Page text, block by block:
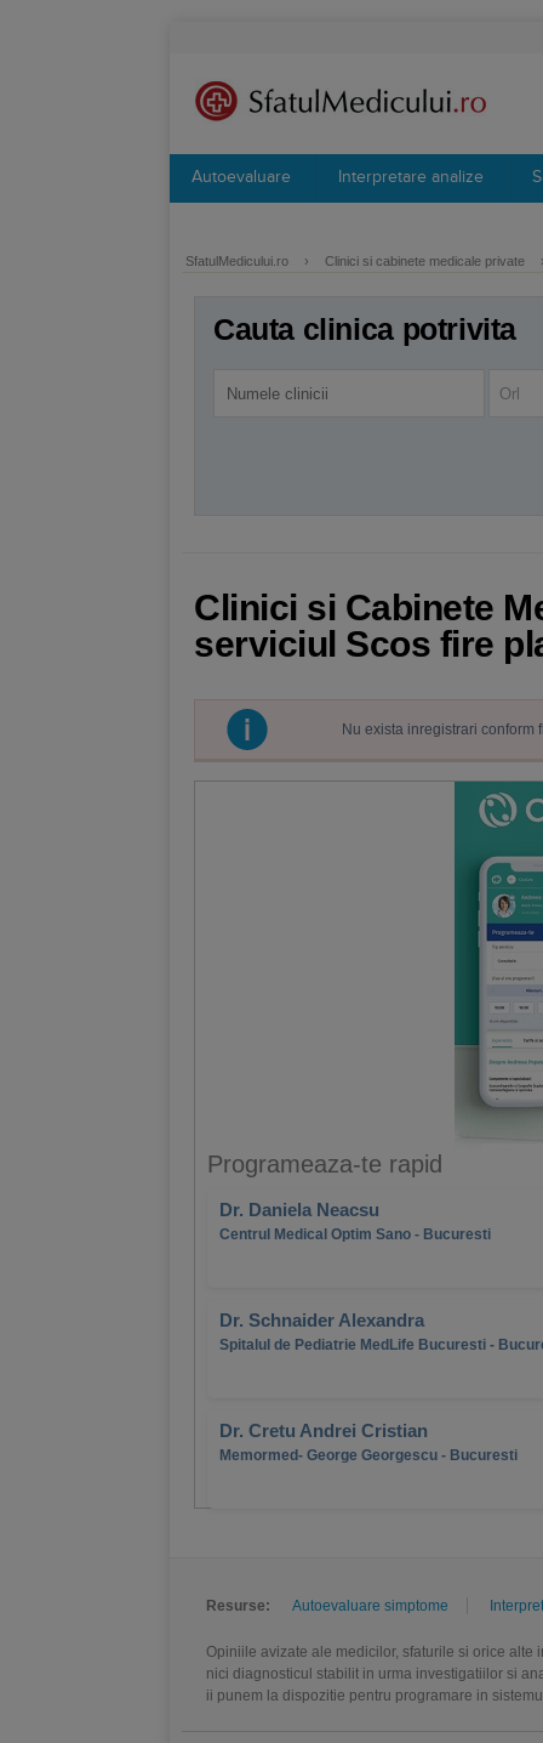
Autoevaluare Interpretare analize
SfatulMedicului.ro › Clinici si cabinete medicale private
Cauta clinica potrivita
Orl
Clinici si Cabinete
serviciul Scos fire
Nu exista inregistrari
Programeaza-te rapid
Dr. Daniela Neacsu
Centrul Medical Optim Sano - Bucuresti
Dr. Schnaider Alexandra
Spitalul de Pediatrie MedLife Bucuresti -
Dr. Cretu Andrei Cristian
Memormed- George Georgescu - Bucuresti
Resurse: Autoevaluare simptome
Opiniile avizate ale medicilor, sfaturile si orice
nici diagnosticul stabilit in urma investigatiilor si
ii punem la dispozitie pentru programare in